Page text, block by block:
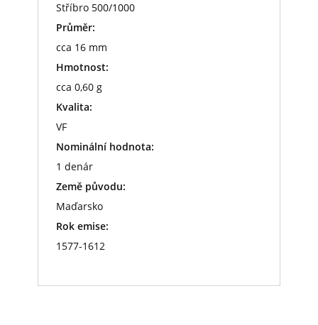
Stříbro 500/1000
Průměr:
cca 16 mm
Hmotnost:
cca 0,60 g
Kvalita:
VF
Nominální hodnota:
1 denár
Země původu:
Maďarsko
Rok emise:
1577-1612